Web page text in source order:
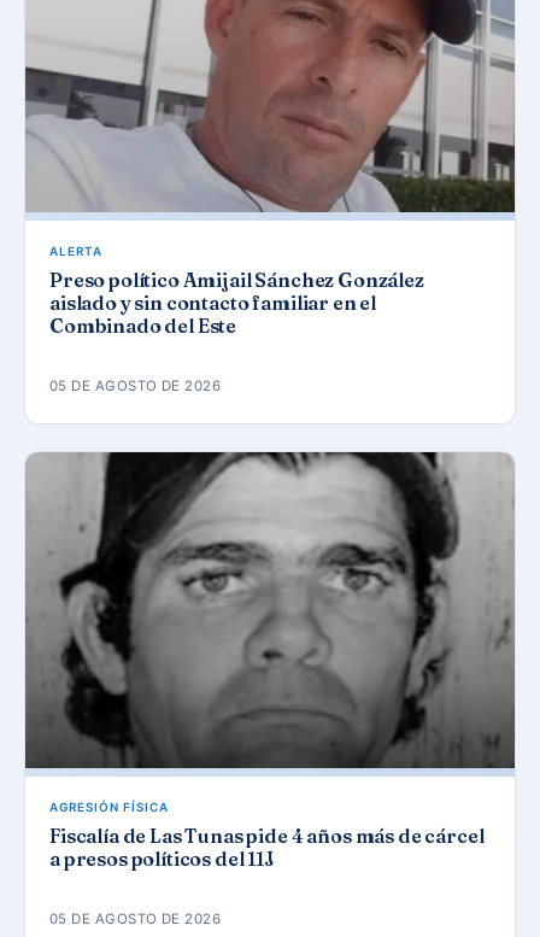
ALERTA
Preso político Amijail Sánchez González
aislado y sin contacto familiar en el
Combinado del Este
05 DE AGOSTO DE 2026
AGRESIÓN FÍSICA
Fiscalía de Las Tunas pide 4 años más de cárcel
a presos políticos del 11J
05 DE AGOSTO DE 2026